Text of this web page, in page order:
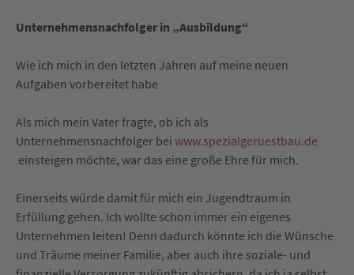
Unternehmensnachfolger in „Ausbildung“
Wie ich mich in den letzten Jahren auf meine neuen
Aufgaben vorbereitet habe
Als mich mein Vater fragte, ob ich als
Unternehmensnachfolger bei www.spezialgeruestbau.de
einsteigen möchte, war das eine große Ehre für mich.
Einerseits würde damit für mich ein Jugendtraum in
Erfüllung gehen. Ich wollte schon immer ein eigenes
Unternehmen leiten! Denn dadurch könnte ich die Wünsche
und Träume meiner Familie, aber auch ihre soziale- und